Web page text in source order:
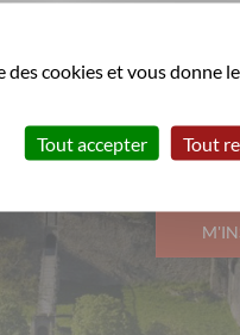
Pour
La ville de Clisson vous
des cookies et vous donne
Tout accepter Tout